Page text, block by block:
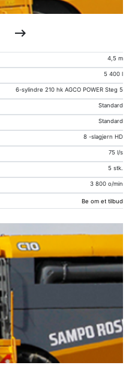
keyboard_backspace
4,5 m
5 400 l
6-sylindre 210 hk AGCO POWER Steg 5
Standard
Standard
8 -slagjern HD
75 l/s
5 stk.
3 800 o/min
Be om et tilbud